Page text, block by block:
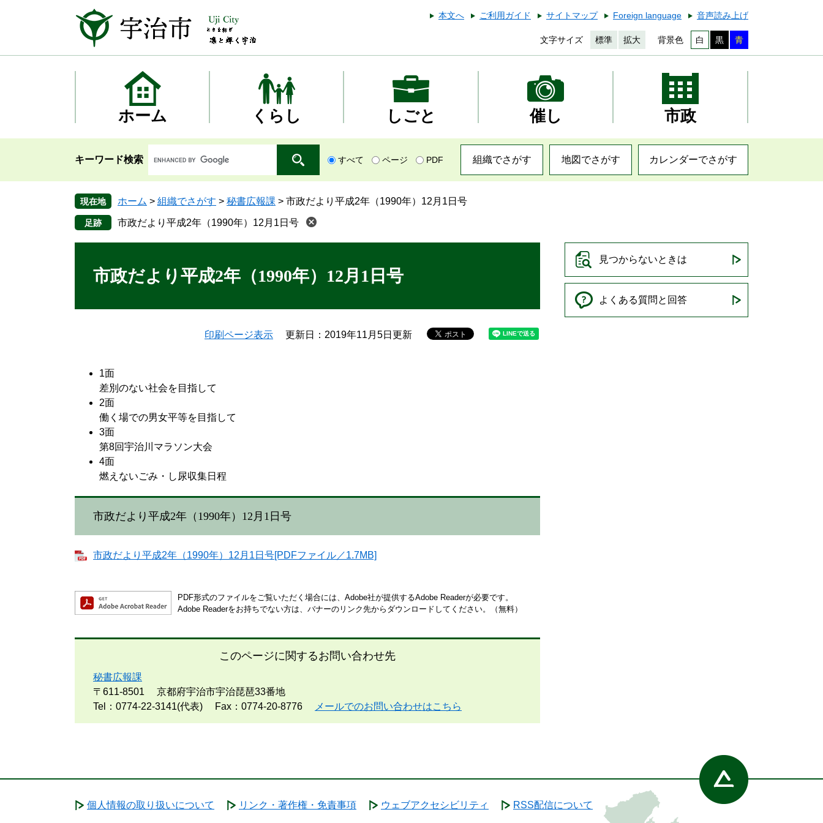
本
本文へ ご利用ガイド サイトマップ Foreign language 音声読み上げ
文字サイズ 標準 拡大 背景色 白 黒 青
ホーム くらし しごと 催し 市政
キーワード検索 すべて ページ PDF 組織でさがす 地図でさがす カレンダーでさがす
現在地 ホーム > 組織でさがす > 秘書広報課 > 市政だより平成2年（1990年）12月1日号
市政だより平成2年（1990年）12月1日号
市政だより平成2年（1990年）12月1日号
印刷ページ表示 更新日：2019年11月5日更新
1面
差別のない社会を目指して
2面
働く場での男女平等を目指して
3面
第8回宇治川マラソン大会
4面
燃えないごみ・し尿収集日程
市政だより平成2年（1990年）12月1日号
市政だより平成2年（1990年）12月1日号[PDFファイル／1.7MB]
PDF形式のファイルをご覧いただく場合には、Adobe社が提供するAdobe Readerが必要です。
Adobe Readerをお持ちでない方は、バナーのリンク先からダウンロードしてください。（無料）
このページに関するお問い合わせ先
秘書広報課
〒611-8501
京都府宇治市宇治琵琶33番地
Tel：0774-22-3141(代表)
Fax：0774-20-8776 メールでのお問い合わせはこちら
見つからないときは
よくある質問と回答
個人情報の取り扱いについて リンク・著作権・免責事項 ウェブアクセシビリティ RSS配信について